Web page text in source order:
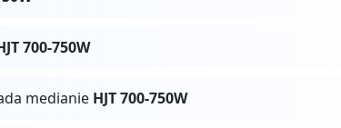
700-750W
medianie HJT 700-750W